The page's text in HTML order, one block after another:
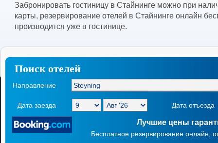
Забронировать гостиницу в Стайнинге можно при
карты, резервирование отелей в Стайнинге онлайн
производится уже в гостинице.
Поиск отелей
Направление
Дата заезда Дата отъезда
Лучшие цены
Бесплатное резервирование онлайн,